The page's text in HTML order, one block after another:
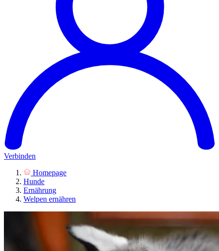
Verbinden
Homepage
Hunde
Ernährung
Welpen ernähren